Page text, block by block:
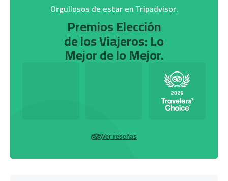
Orgullosos de estar en Tripadvisor.
Premios Elección
de los Viajeros: Lo
Mejor de lo Mejor.
Ver reseñas